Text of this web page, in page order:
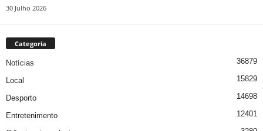
30 Julho 2026
Categoria
Notícias 36879
Local 15829
Desporto 14698
Entretenimento 12401